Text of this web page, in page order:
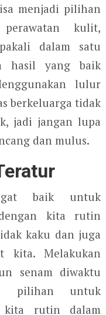
menjadi pilihan
kulit,
dalam satu
hasil yang baik
lulur
berkeluarga tidak
jadi jangan lupa
dan mulus.
baik untuk
kita rutin
kaku dan juga
kita. Melakukan
senam diwaktu
pilihan untuk
kita rutin dalam